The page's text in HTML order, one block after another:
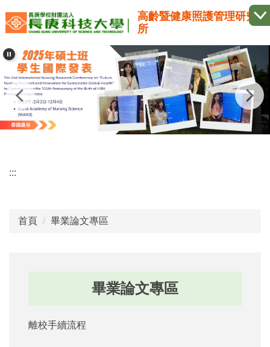
到
要
容
區
高齡暨健康照護管理研究
所
:::
首頁 畢業論文專區
畢業論文專區
離校手續流程